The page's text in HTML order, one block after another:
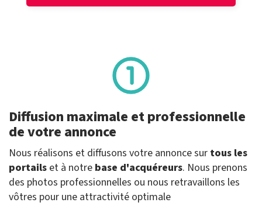
Diffusion maximale et professionnelle
de votre annonce
Nous réalisons et diffusons votre annonce sur tous les
portails et à notre base d'acquéreurs. Nous prenons
des photos professionnelles ou nous retravaillons les
vôtres pour une attractivité optimale